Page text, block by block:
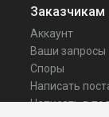
Заказчикам
Аккаунт
Ваши запросы
Споры
Написать
Написать в